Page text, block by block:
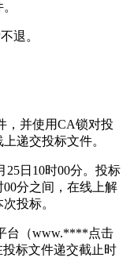
退。
，并使用CA锁对投
递交投标文件。
25日10时00分。投标
00分之间，在线上解
投标。
台（www.****点击
标文件递交截止时